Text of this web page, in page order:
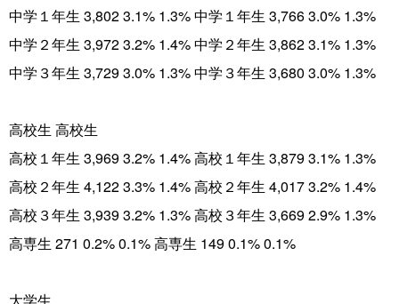
中学１年生 3,802 3.1% 1.3% 中学１年生 3,766 3.0% 1.3%
中学２年生 3,972 3.2% 1.4% 中学２年生 3,862 3.1% 1.3%
中学３年生 3,729 3.0% 1.3% 中学３年生 3,680 3.0% 1.3%
高校生 高校生
高校１年生 3,969 3.2% 1.4% 高校１年生 3,879 3.1% 1.3%
高校２年生 4,122 3.3% 1.4% 高校２年生 4,017 3.2% 1.4%
高校３年生 3,939 3.2% 1.3% 高校３年生 3,669 2.9% 1.3%
高専生 271 0.2% 0.1% 高専生 149 0.1% 0.1%